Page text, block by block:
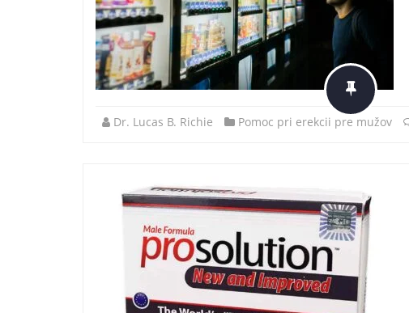
Dr. Lucas B. Richie Pomoc pri erekcii pre mužov